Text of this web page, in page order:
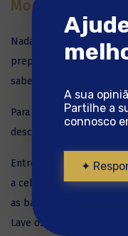
Modo de
Nada como uma bela
preparar e deliciosa. Já
saber bem!
Para preparar uma
descongele o bacalhau.
Entretanto, descasque a
a cebola em meias luas
as batatas, corte-as em
Lave os pimentos,
A sua
Partilhe a
connosco
✦